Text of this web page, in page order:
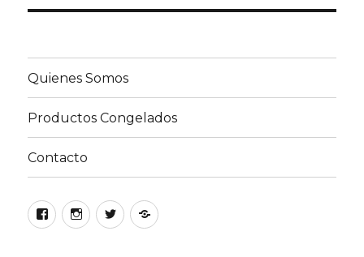
Quienes Somos
Productos Congelados
Contacto
FacebookInstagram
TwitterGoogle